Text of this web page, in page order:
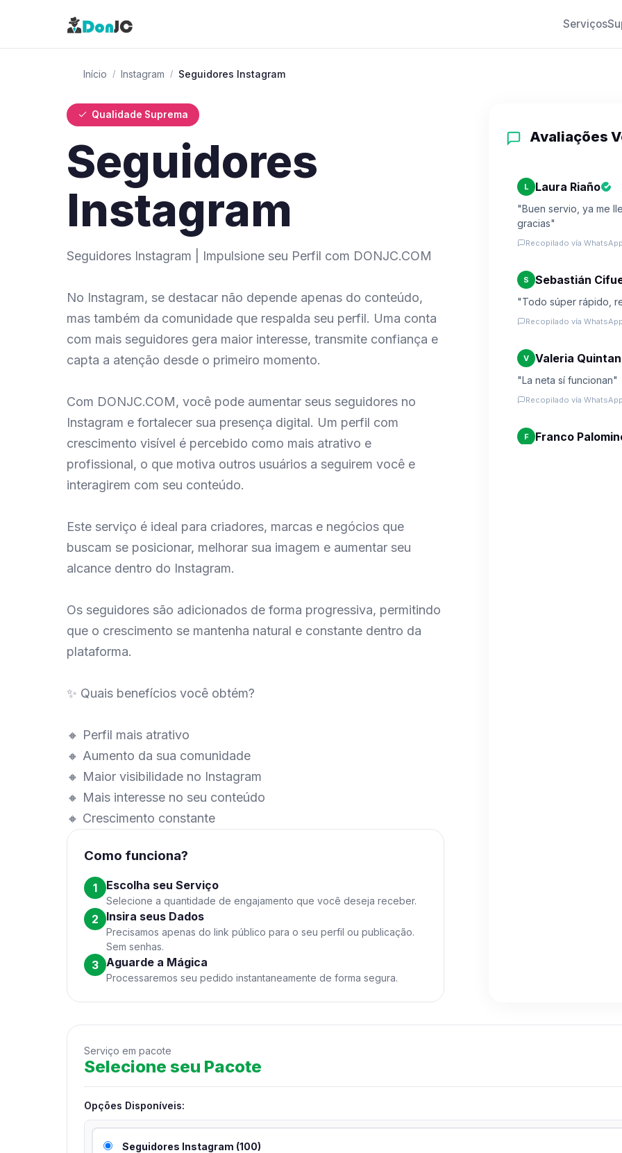
Serviços
Início / Instagram / Seguidores Instagram
Qualidade Suprema
Seguidores
Instagram
Seguidores Instagram | Impulsione seu Perfil com DONJC.COM
No Instagram, se destacar não depende apenas do conteúdo,
mas também da comunidade que respalda seu perfil. Uma conta
com mais seguidores gera maior interesse, transmite confiança e
capta a atenção desde o primeiro momento.
Com DONJC.COM, você pode aumentar seus seguidores no
Instagram e fortalecer sua presença digital. Um perfil com
crescimento visível é percebido como mais atrativo e
profissional, o que motiva outros usuários a seguirem você e
interagirem com seu conteúdo.
Este serviço é ideal para criadores, marcas e negócios que
buscam se posicionar, melhorar sua imagem e aumentar seu
alcance dentro do Instagram.
Os seguidores são adicionados de forma progressiva, permitindo
que o crescimento se mantenha natural e constante dentro da
plataforma.
✨ Quais benefícios você obtém?
🔸 Perfil mais atrativo
🔸 Aumento da sua comunidade
🔸 Maior visibilidade no Instagram
🔸 Mais interesse no seu conteúdo
🔸 Crescimento constante
Como funciona?
1 Escolha seu Serviço
Selecione a quantidade de engajamento que você deseja receber.
2 Insira seus Dados
Precisamos apenas do link público para o seu perfil ou publicação.
Sem senhas.
3 Aguarde a Mágica
Processaremos seu pedido instantaneamente de forma segura.
Avaliações
L Laura Riaño
"Buen servio, ya me
gracias"
Recopilado vía
S Sebastián
"Todo súper rápido,
Recopilado vía
V Valeria
"La neta sí funcionan"
Recopilado vía
F Franco
Serviço em pacote
Selecione seu Pacote
Opções Disponíveis:
Seguidores Instagram (100)